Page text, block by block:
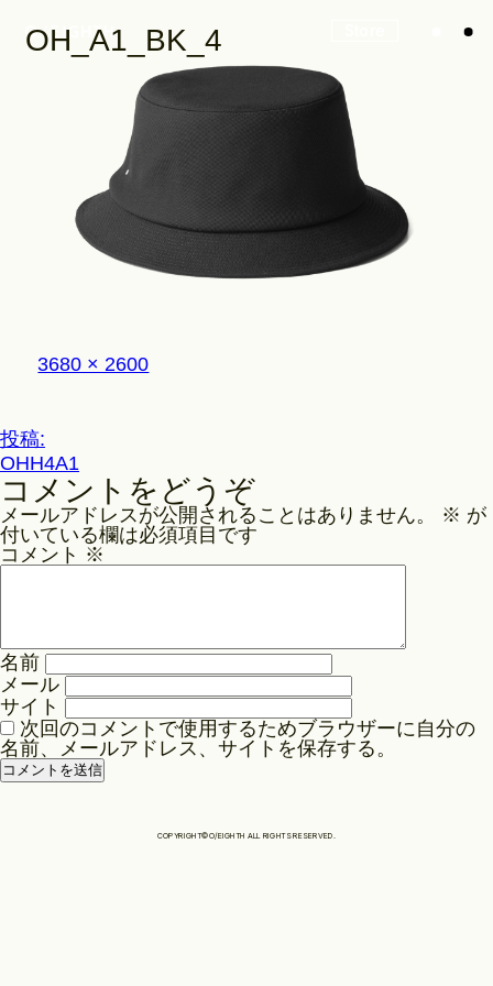
Look
Philosophy
OH_A1_BK_4
フ
ル
ズ
3680 × 2600
投
稿
ナ
ビ
ゲ
ョ
ン
投稿:
OHH4A1
コメントをどうぞ
メールアドレスが公開されることはありません。 ※ が
付いている欄は必須項目です
コメント ※
名前
メール
サイト
次回のコメントで使用するためブラウザーに自分の
名前、メールアドレス、サイトを保存する。
COPYRIGHT©O/EIGHTH ALL RIGHTS RESERVED.